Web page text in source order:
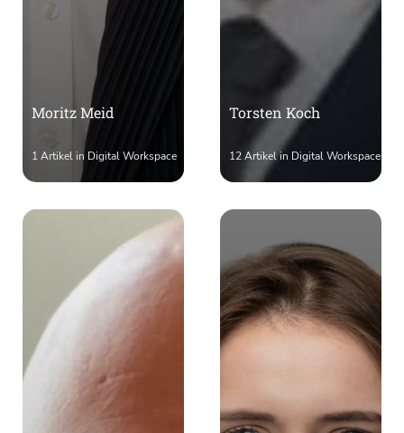
Moritz Meid
1 Artikel in Digital Workspace
Torsten Koch
12 Artikel in Digital Workspace